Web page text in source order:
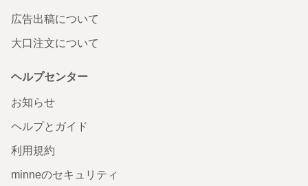
広告出稿について
大口注文について
ヘルプセンター
お知らせ
ヘルプとガイド
利用規約
minneのセキュリティ